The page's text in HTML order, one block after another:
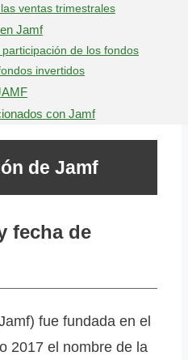
ventas trimestrales
Jamf
de los fondos
invertidos
con Jamf
de Jamf
fecha de
fue fundada en el
2017 el nombre de la